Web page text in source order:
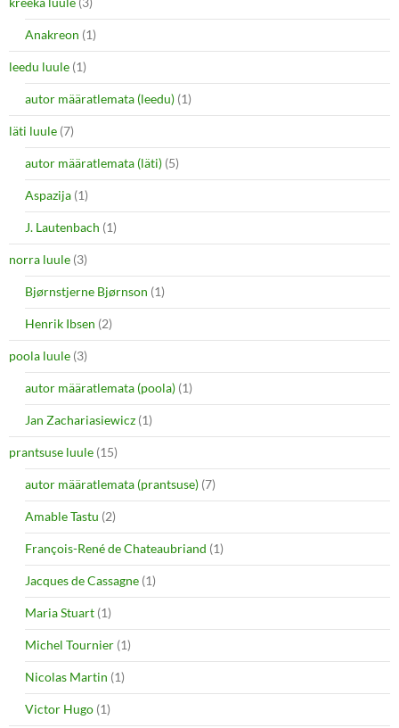
Anakreon (1)
leedu luule (1)
autor määratlemata (leedu) (1)
läti luule (7)
autor määratlemata (läti) (5)
Aspazija (1)
J. Lautenbach (1)
norra luule (3)
Bjørnstjerne Bjørnson (1)
Henrik Ibsen (2)
poola luule (3)
autor määratlemata (poola) (1)
Jan Zachariasiewicz (1)
prantsuse luule (15)
autor määratlemata (prantsuse) (7)
Amable Tastu (2)
François-René de Chateaubriand (1)
Jacques de Cassagne (1)
Maria Stuart (1)
Michel Tournier (1)
Nicolas Martin (1)
Victor Hugo (1)